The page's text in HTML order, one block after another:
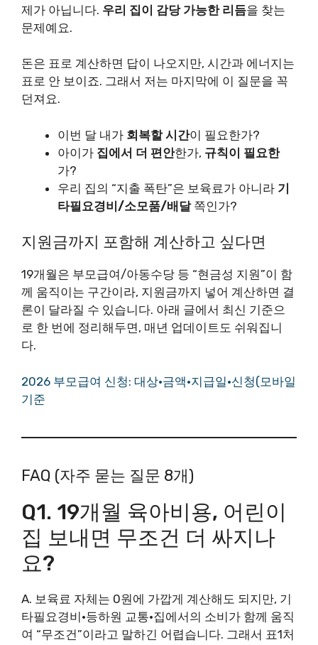
제가 아닙니다. 우리 집이 감당 가능한 리듬을 찾는
문제예요.
돈은 표로 계산하면 답이 나오지만, 시간과 에너지는
표로 안 보이죠. 그래서 저는 마지막에 이 질문을 꼭
던져요.
이번 달 내가 회복할 시간이 필요한가?
아이가 집에서 더 편안한가, 규칙이 필요한
가?
우리 집의 “지출 폭탄”은 보육료가 아니라 기
타필요경비/소모품/배달쪽인가?
지원금까지 포함해 계산하고 싶다면
19개월은 부모급여/아동수당 등 “현금성 지원”이 함
께 움직이는 구간이라, 지원금까지 넣어 계산하면 결
론이 달라질 수 있습니다. 아래 글에서 최신 기준으
로 한 번에 정리해두면, 매년 업데이트도 쉬워집니
다.
2026 부모급여 신청: 대상·금액·지급일·신청(모바일
기준
FAQ (자주 묻는 질문 8개)
Q1. 19개월 육아비용, 어린이
집 보내면 무조건 더 싸지나
요?
A. 보육료 자체는 0원에 가깝게 계산해도 되지만, 기
타필요경비·등하원 교통·집에서의 소비가 함께 움직
여 “무조건”이라고 말하긴 어렵습니다. 그래서 표1처